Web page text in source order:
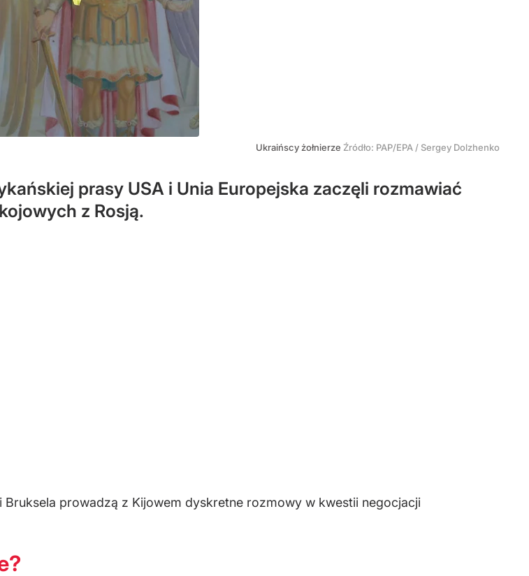
Ukraińscy żołnierze Źródło: PAP/EPA / Sergey Dolzhenko
prasy USA i Unia Europejska zaczęli rozmawiać
z Rosją.
Bruksela prowadzą z Kijowem dyskretne rozmowy w kwestii negocjacji